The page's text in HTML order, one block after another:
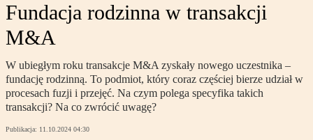
Fundacja rodzinna w transakcji
M&A
W ubiegłym roku transakcje M&A zyskały nowego uczestnika –
fundację rodzinną. To podmiot, który coraz częściej bierze udział w
procesach fuzji i przejęć. Na czym polega specyfika takich
transakcji? Na co zwrócić uwagę?
Publikacja: 11.10.2024 04:30